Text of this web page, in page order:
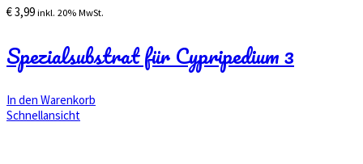
€3,99 inkl. 20% MwSt.
Spezialsubstrat für Cypripedium 3
In den Warenkorb
Schnellansicht